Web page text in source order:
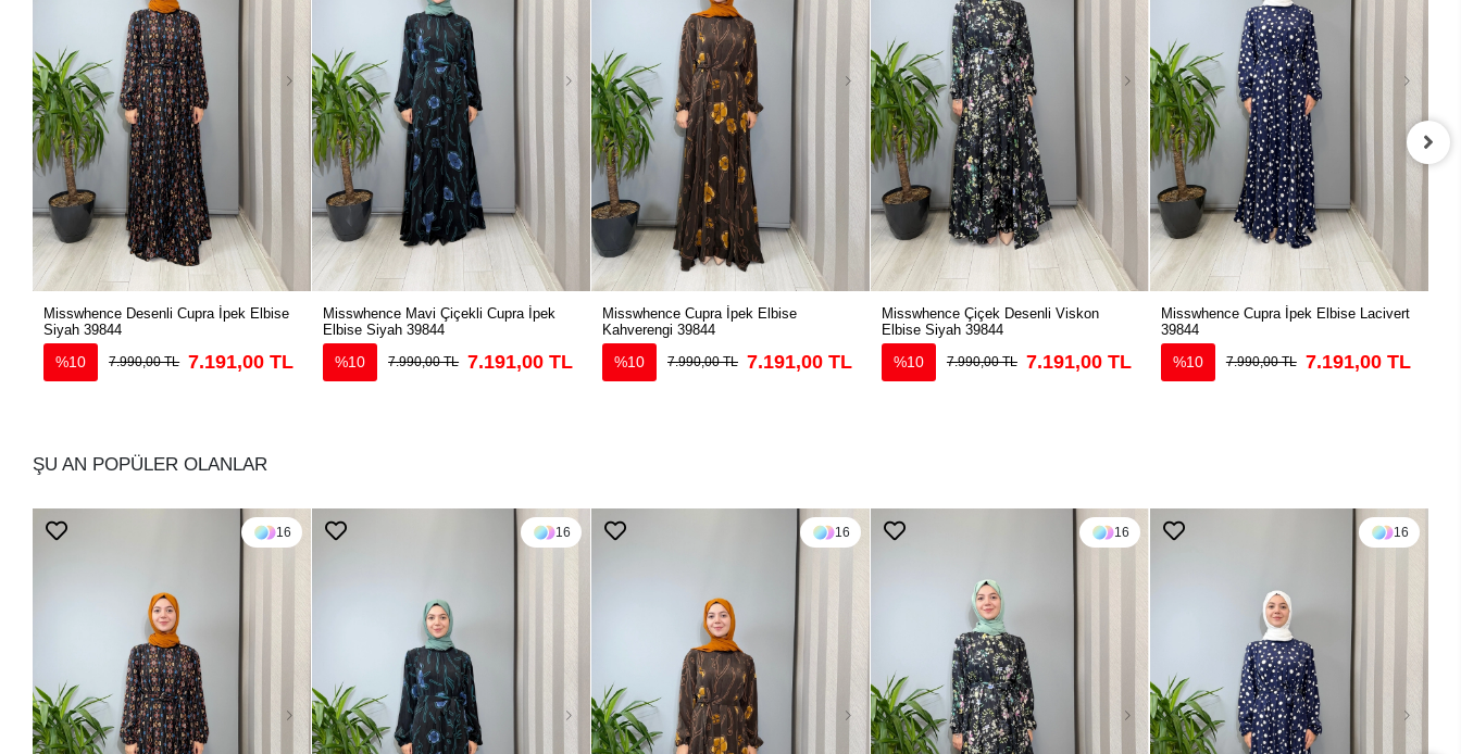
Misswhence Desenli Cupra İpek Elbise
Siyah 39844
%10 7.990,00 TL 7.191,00 TL
Misswhence Mavi Çiçekli Cupra İpek
Elbise Siyah 39844
%10 7.990,00 TL 7.191,00 TL
Misswhence Cupra İpek Elbise
Kahverengi 39844
%10 7.990,00 TL 7.191,00 TL
Misswhence Çiçek Desenli Viskon
Elbise Siyah 39844
%10 7.990,00 TL 7.191,00 TL
Misswhence Cupra İpek Elbise Lacivert
39844
%10 7.990,00 TL 7.191,00 TL
ŞU AN POPÜLER OLANLAR
16 16 16 16 16